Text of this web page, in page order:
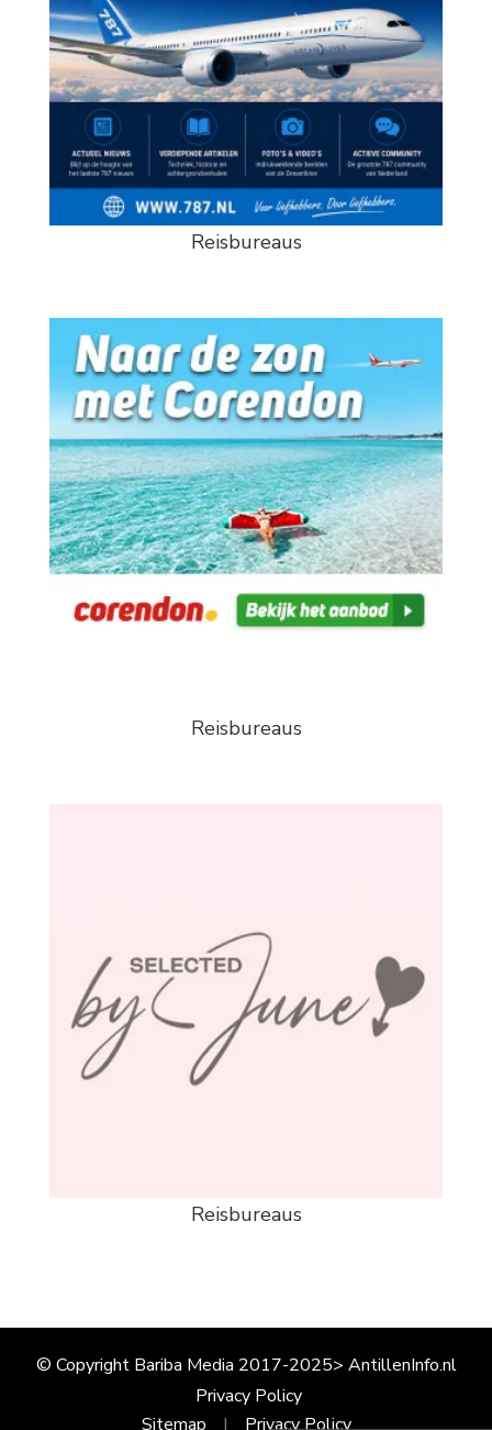
Reisbureaus
Reisbureaus
Reisbureaus
© Copyright Bariba Media 2017-2025> AntillenInfo.nl
Privacy Policy
Sitemap
Privacy Policy